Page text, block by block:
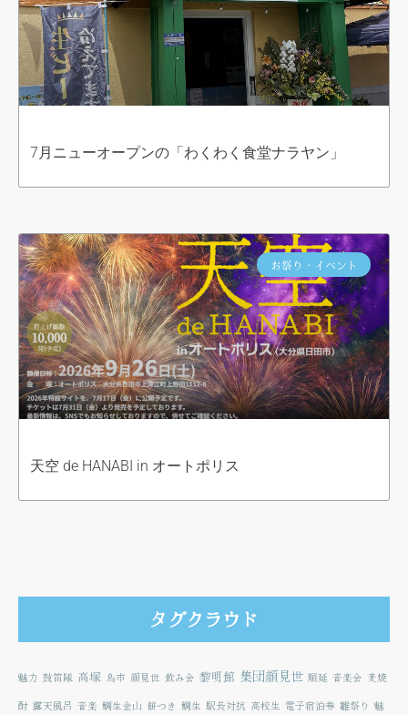
7月ニューオープンの「わくわく食堂ナラヤン」
お祭り・イベント
天空 de HANABI in オートポリス
タグクラウド
魅力 鼓笛隊 高塚 鳥市 顔見世 飲み会 黎明館 集団顔見世 順延 音楽会 麦焼
酎 露天風呂 音楽 鯛生金山 餅つき 鯛生 駅長対抗 高校生 電子宿泊券 雛祭り 魅